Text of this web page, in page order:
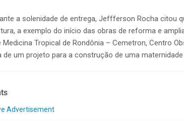
a solenidade de entrega, Jeffferson Rocha citou
a exemplo do início das obras de reforma e
Medicina Tropical de Rondônia – Cemetron, Centro
de um projeto para a construção de uma
Advertisement